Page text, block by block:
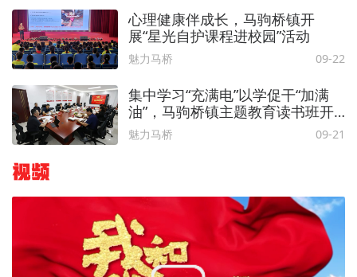
心理健康伴成长，马驹桥镇开
展“星光自护课程进校园”活动
魅力马桥 09-22
集中学习“充满电”以学促干“加满
油”，马驹桥镇主题教育读书班开
班
魅力马桥 09-21
视频